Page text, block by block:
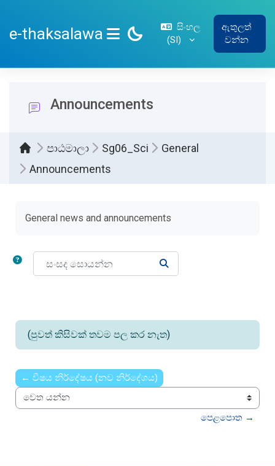
e-thaksalawa
SIDE PANEL
සිංහල
‎(SI)‎
ඇතුලත්
වන්න
Announcements
පාඨමාලා Sg06_Sci
General
Announcements
General news and announcements
සංසද සොයන්න
(පුවත් කිසිවක් තවම පල කර නැත)
← විෂය නිර්දේෂය (නව නිර්දේශය)
වෙත යන්න
පෙළපොත →